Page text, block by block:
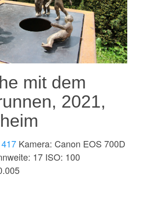
mit dem
2021,
Kamera: Canon EOS 700D
17 ISO: 100